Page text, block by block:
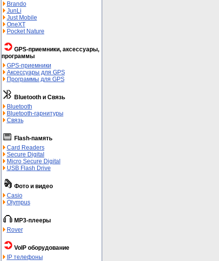
Brando
JunLi
Just Mobile
OneXT
Pocket Nature
GPS-приемники, аксессуары,
программы
GPS-приемники
Аксессуары для GPS
Программы для GPS
Bluetooth и Связь
Bluetooth
Bluetooth-гарнитуры
Связь
Flash-память
Card Readers
Secure Digital
Micro Secure Digital
USB Flash Drive
Фото и видео
Casio
Olympus
MP3-плееры
Rover
VoIP оборудование
IP телефоны